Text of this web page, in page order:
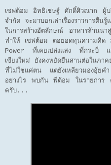
เชฟต้อม อิทธิเชษฐ์ ศักดิ์ศิวณาถ ผู้
จำกัด จะมาบอกเล่าเรื่องราวการตื่
ในการสร้างอัตลักษณ์ อาหารล้านนา
ทำให้ เชฟต้อม ต่อยอดทุนความคิด
Power ที่เคยเปล่งแสง ที่กระบี่
เชียงใหม่ ยังคงหยัดยืนสานต่อในภา
ที่ไม่ใช่แค่ตน แต่ยังเหลียวมองอุ้ย
อย่างไร พบกัน พี่ต้อม ในรายกา
ครับ...